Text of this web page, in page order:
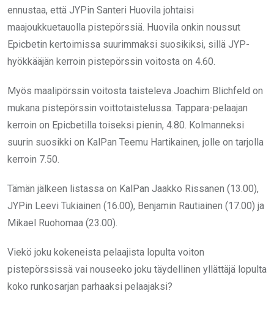
ennustaa, että JYPin Santeri Huovila johtaisi
maajoukkuetauolla pistepörssiä. Huovila onkin noussut
Epicbetin kertoimissa suurimmaksi suosikiksi, sillä JYP-
hyökkääjän kerroin pistepörssin voitosta on 4.60.
Myös maalipörssin voitosta taisteleva Joachim Blichfeld on
mukana pistepörssin voittotaistelussa. Tappara-pelaajan
kerroin on Epicbetilla toiseksi pienin, 4.80. Kolmanneksi
suurin suosikki on KalPan Teemu Hartikainen, jolle on tarjolla
kerroin 7.50.
Tämän jälkeen listassa on KalPan Jaakko Rissanen (13.00),
JYPin Leevi Tukiainen (16.00), Benjamin Rautiainen (17.00) ja
Mikael Ruohomaa (23.00).
Viekö joku kokeneista pelaajista lopulta voiton
pistepörssissä vai nouseeko joku täydellinen yllättäjä lopulta
koko runkosarjan parhaaksi pelaajaksi?